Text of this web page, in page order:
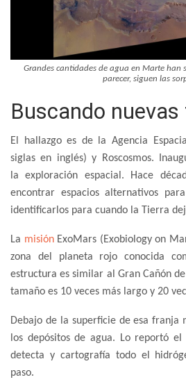
Grandes cantidades de agua en Marte han
parecer, siguen las
Buscando nuevas
El hallazgo es de la Agencia
siglas en inglés) y Roscosmos.
la exploración espacial. Hace
encontrar espacios alternativos
identificarlos para cuando la Tierra
La misiónExoMars (Exobiology on
zona del planeta rojo conocida
estructura es similar al Gran Cañón
tamaño es 10 veces más largo y 20
Debajo de la superficie de esa franja
los depósitos de agua. Lo reportó el
detecta y cartografía todo el
paso.